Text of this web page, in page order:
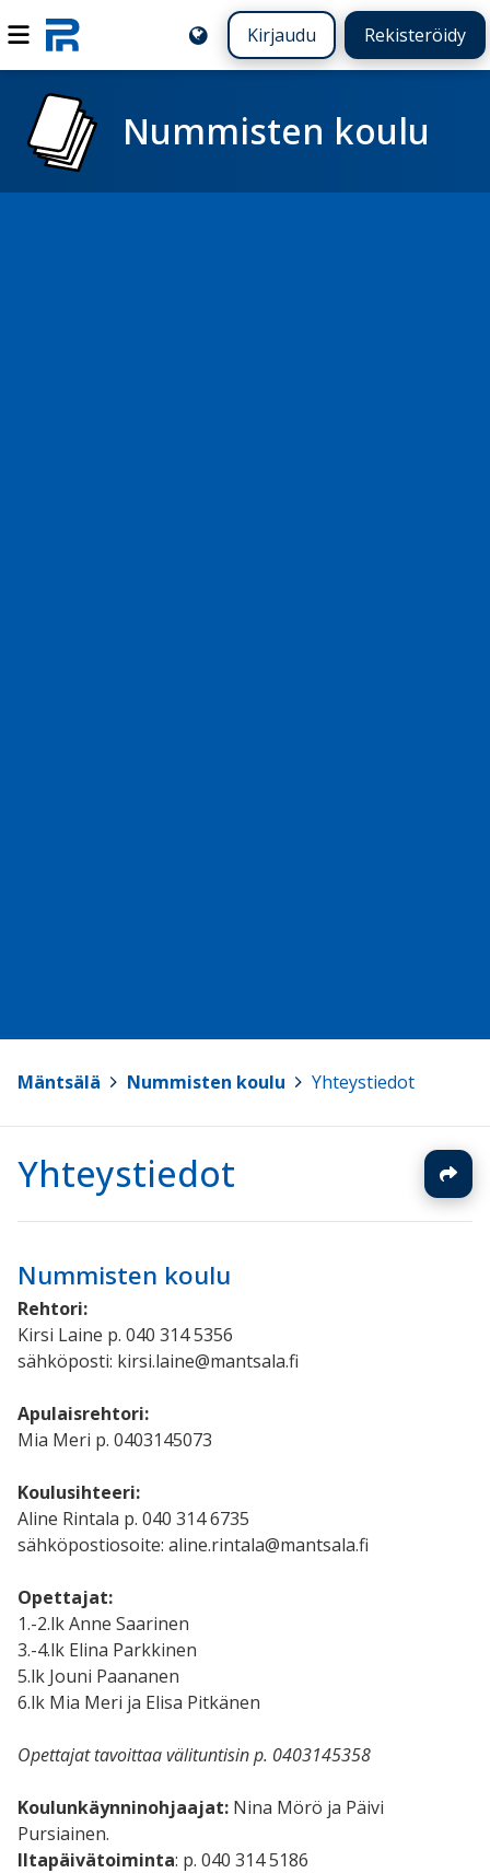
Kirjaudu Rekisteröidy
Nummisten koulu
Mäntsälä Nummisten koulu Yhteystiedot
Yhteystiedot
Nummisten koulu
Rehtori:
Kirsi Laine p. 040 314 5356
sähköposti: kirsi.laine@mantsala.fi
Apulaisrehtori:
Mia Meri p. 0403145073
Koulusihteeri:
Aline Rintala p. 040 314 6735
sähköpostiosoite: aline.rintala@mantsala.fi
Opettajat:
1.-2.lk Anne Saarinen
3.-4.lk Elina Parkkinen
5.lk Jouni Paananen
6.lk Mia Meri ja Elisa Pitkänen
Opettajat tavoittaa välituntisin p. 0403145358
Koulunkäynninohjaajat: Nina Mörö ja Päivi
Pursiainen.
Iltapäivätoiminta: p. 040 314 5186